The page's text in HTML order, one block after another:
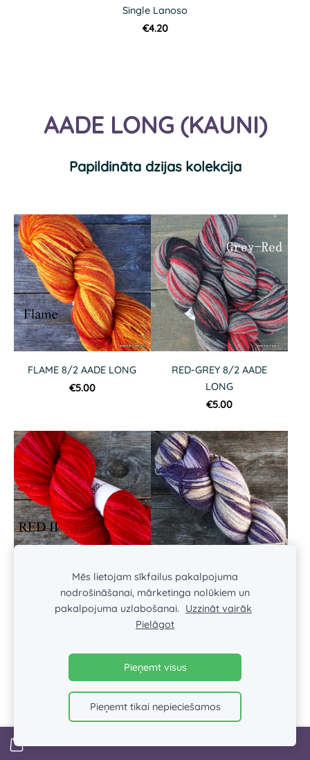
Single Lanoso
€4.20
AADE LONG (KAUNI)
Papildināta dzijas kolekcija
FLAME 8/2 AADE LONG
€5.00
RED-GREY 8/2 AADE
LONG
€5.00
RED 2 8/2 AADE LONG
€5.00
LILAC-BEIGE 8/2 AADE
LONG
Kokvilnas dzija vasarai
Kokvilna - subtropu auga škiedra, kas sastāv gandrīz
Mēs lietojam sīkfailus pakalpojuma
nodrošināšanai, mārketinga nolūkiem un
pakalpojuma uzlabošanai.
Uzzināt vairāk
Pielāgot
Pieņemt visus
Pieņemt tikai nepieciešamos